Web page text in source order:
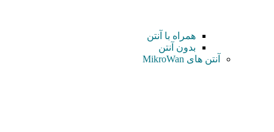
همراه با آنتن
بدون آنتن
آنتن های MikroWan